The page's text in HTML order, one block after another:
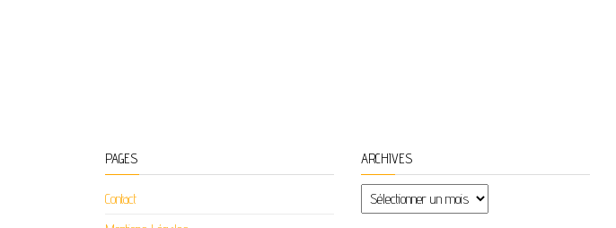
PAGES
Contact
ARCHIVES
Archives